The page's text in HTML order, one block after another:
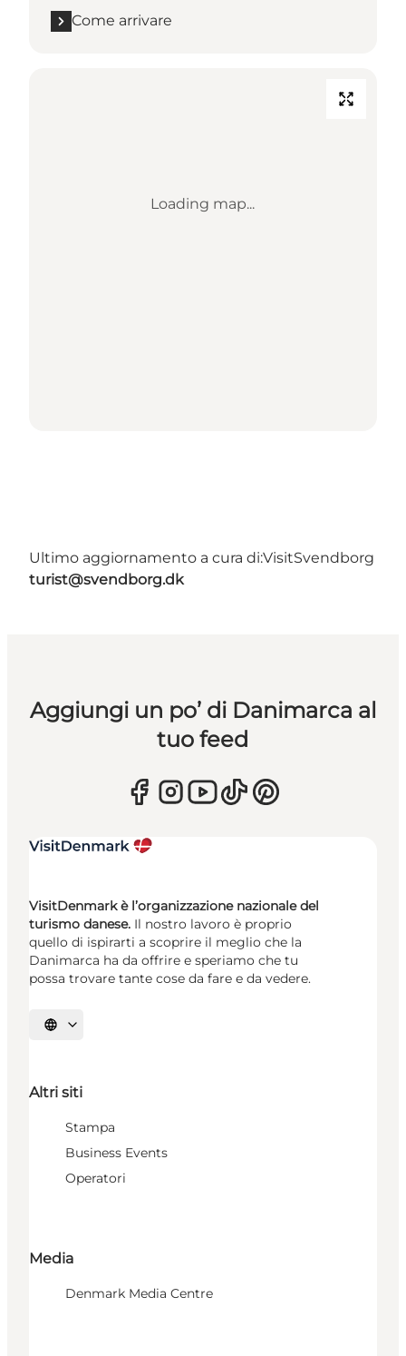
Come arrivare
Loading map...
Ultimo aggiornamento a cura di:VisitSvendborg
turist@svendborg.dk
Aggiungi un po’ di Danimarca al
tuo feed
VisitDenmark è l’organizzazione nazionale del
turismo danese. Il nostro lavoro è proprio
quello di ispirarti a scoprire il meglio che la
Danimarca ha da offrire e speriamo che tu
possa trovare tante cose da fare e da vedere.
Seleziona la lingua
Altri siti
Stampa
Business Events
Operatori
Media
Denmark Media Centre